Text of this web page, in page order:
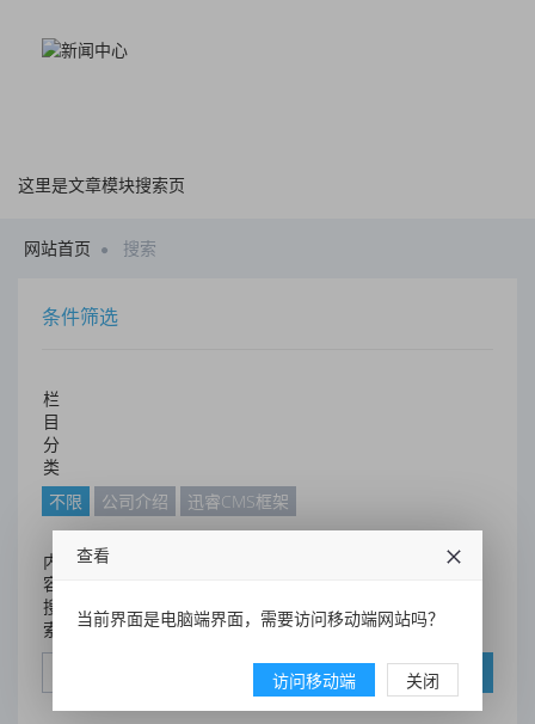
这里是文章模块搜索页
网站首页 搜索
条件筛选
栏
目
分
类
不限
公司介绍 迅睿CMS框架
内
容
搜
索
搜索
查看
当前界面是电脑端界面，需要访问移动端网站吗？
访问移动端 关闭